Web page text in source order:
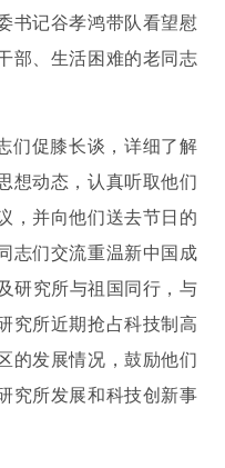
书记谷孝鸿带队看望慰
部、生活困难的老同志
们促膝长谈，详细了解
想动态，认真听取他们
，并向他们送去节日的
志们交流重温新中国成
研究所与祖国同行，与
究所近期抢占科技制高
的发展情况，鼓励他们
究所发展和科技创新事